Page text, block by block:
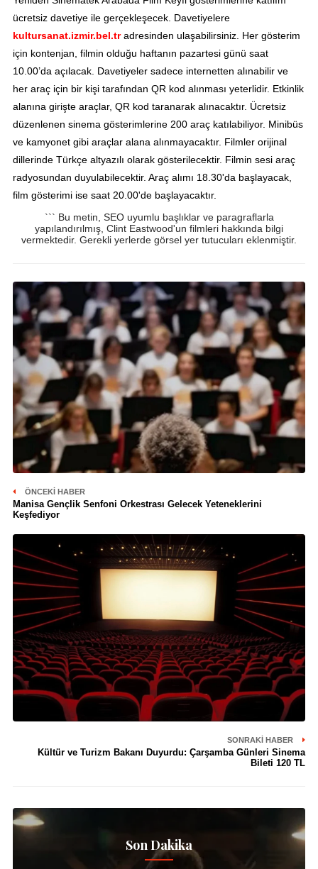
ücretsiz davetiye ile gerçekleşecek. Davetiyelere
kultursanat.izmir.bel.tradresinden ulaşabilirsiniz. Her gösterim
için kontenjan, filmin olduğu haftanın pazartesi günü saat
10.00’da açılacak. Davetiyeler sadece internetten alınabilir ve
her araç için bir kişi tarafından QR kod alınması yeterlidir. Etkinlik
alanına girişte araçlar, QR kod taranarak alınacaktır. Ücretsiz
düzenlenen sinema gösterimlerine 200 araç katılabiliyor. Minibüs
ve kamyonet gibi araçlar alana alınmayacaktır. Filmler orijinal
dillerinde Türkçe altyazılı olarak gösterilecektir. Filmin sesi araç
radyosundan duyulabilecektir. Araç alımı 18.30'da başlayacak,
film gösterimi ise saat 20.00'de başlayacaktır.
``` Bu metin, SEO uyumlu başlıklar ve paragraflarla
yapılandırılmış, Clint Eastwood'un filmleri hakkında bilgi
vermektedir. Gerekli yerlerde görsel yer tutucuları eklenmiştir.
ÖNCEKI HABER
Manisa Gençlik Senfoni Orkestrası Gelecek Yeteneklerini
Keşfediyor
SONRAKI HABER
Kültür ve Turizm Bakanı Duyurdu: Çarşamba Günleri Sinema
Bileti 120 TL
Son Dakika